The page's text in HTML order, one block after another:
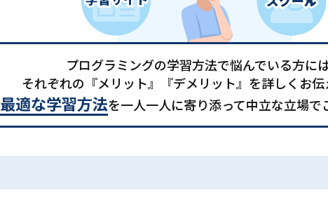
プログラミングの学習方法で悩んでいる方には
それぞれの『メリット』『デメリット』を詳しくお伝
最適な学習方法を一人一人に寄り添って中立な立場で